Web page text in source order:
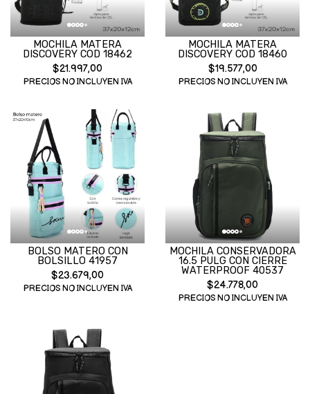
MOCHILA MATERA
DISCOVERY COD 18462
$21.997,00
PRECIOS NO INCLUYEN IVA
MOCHILA MATERA
DISCOVERY COD 18460
$19.577,00
PRECIOS NO INCLUYEN IVA
BOLSO MATERO CON
BOLSILLO 41957
$23.679,00
PRECIOS NO INCLUYEN IVA
MOCHILA CONSERVADORA
16.5 PULG CON CIERRE
WATERPROOF 40537
$24.778,00
PRECIOS NO INCLUYEN IVA